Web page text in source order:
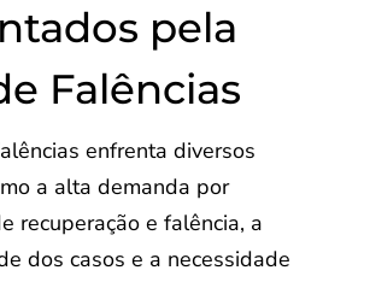
pela
Falências
enfrenta diversos
a alta demanda por
recuperação e falência, a
dos casos e a necessidade